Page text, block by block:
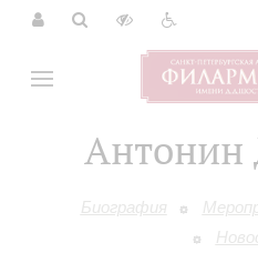
Антонин
Биография